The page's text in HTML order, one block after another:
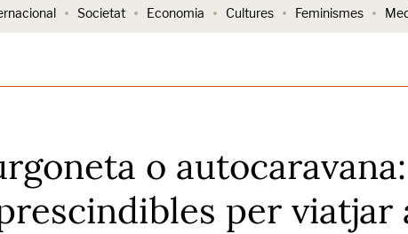
Societat Economia Cultures Feminismes
o
per viatjar